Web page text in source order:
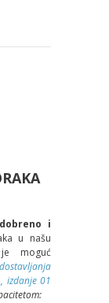
i
u našu
moguć
izdanje 01